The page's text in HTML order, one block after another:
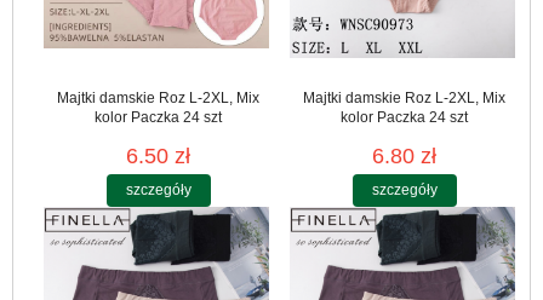
Majtki damskie Roz L-2XL, Mix
kolor Paczka 24 szt
6.50 zł
szczegóły
Majtki damskie Roz L-2XL, Mix
kolor Paczka 24 szt
6.80 zł
szczegóły